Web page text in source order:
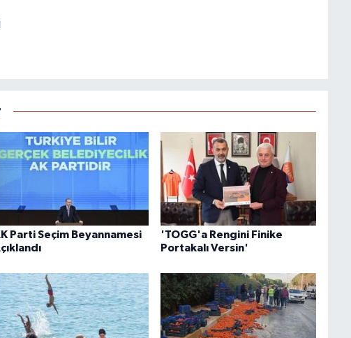
Parti Seçim Beyannamesi
'TOGG'a Rengini Finike
Portakalı Versin'